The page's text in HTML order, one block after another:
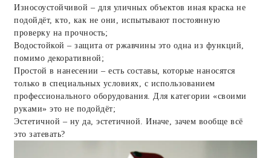
Износоустойчивой – для уличных объектов иная краска не
подойдёт, кто, как не они, испытывают постоянную
проверку на прочность;
Водостойкой – защита от ржавчины это одна из функций,
помимо декоративной;
Простой в нанесении – есть составы, которые наносятся
только в специальных условиях, с использованием
профессионального оборудования. Для категории «своими
руками» это не подойдёт;
Эстетичной – ну да, эстетичной. Иначе, зачем вообще всё
это затевать?